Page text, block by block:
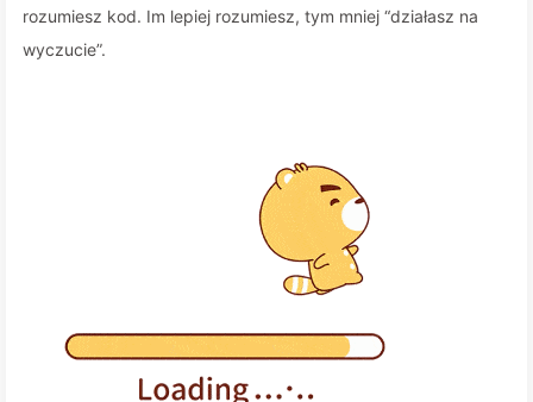
rozumiesz kod. Im lepiej rozumiesz, tym mniej “działasz na
wyczucie”.